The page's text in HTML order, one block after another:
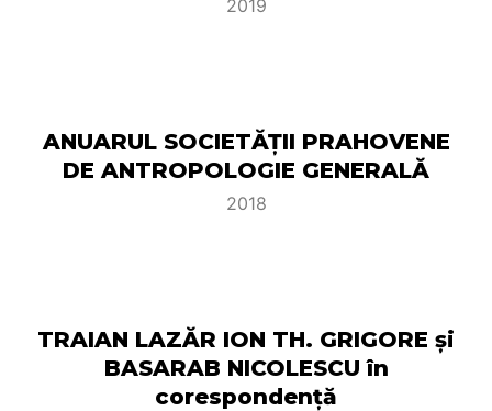
2019
ANUARUL SOCIETĂŢII PRAHOVENE
DE ANTROPOLOGIE GENERALĂ
2018
TRAIAN LAZĂR ION TH. GRIGORE şi
BASARAB NICOLESCU în
corespondenţă